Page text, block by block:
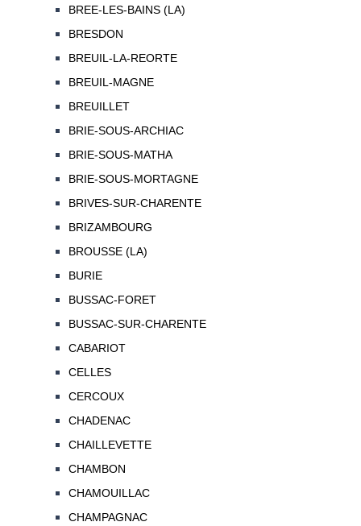
BREE-LES-BAINS (LA)
BRESDON
BREUIL-LA-REORTE
BREUIL-MAGNE
BREUILLET
BRIE-SOUS-ARCHIAC
BRIE-SOUS-MATHA
BRIE-SOUS-MORTAGNE
BRIVES-SUR-CHARENTE
BRIZAMBOURG
BROUSSE (LA)
BURIE
BUSSAC-FORET
BUSSAC-SUR-CHARENTE
CABARIOT
CELLES
CERCOUX
CHADENAC
CHAILLEVETTE
CHAMBON
CHAMOUILLAC
CHAMPAGNAC